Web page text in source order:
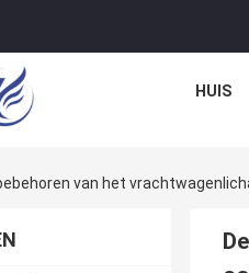
HUIS
van het